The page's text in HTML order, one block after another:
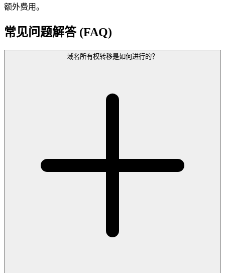
额外费用。
常见问题解答 (FAQ)
域名所有权转移是如何进行的？